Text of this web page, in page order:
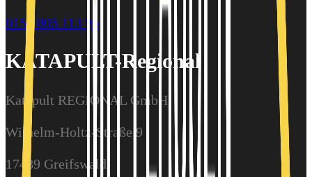
0157 805 113 95
KATAPULT-Regional
Katapult REGIONAL GmbH
Wilhelm-Holtz-Straße 9
17489 Greifswald